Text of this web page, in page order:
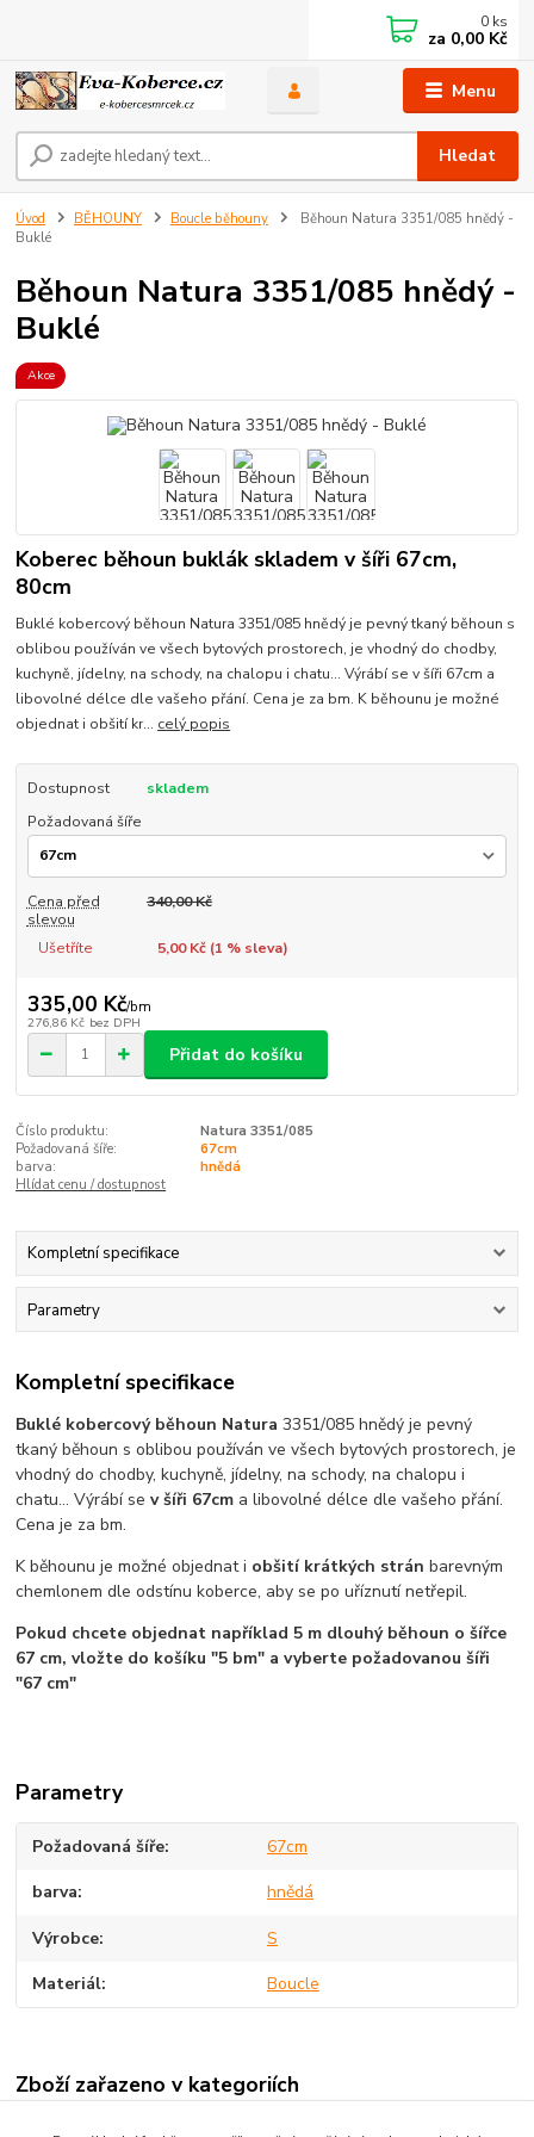
Menu
Hledat
0 ks
za 0,00 Kč
Úvod BĚHOUNY Boucle běhouny
Běhoun Natura 3351/085 hnědý -
Buklé
Běhoun Natura 3351/085 hnědý -
Buklé
Akce
Koberec běhoun buklák skladem v šíři 67cm,
80cm
Buklé kobercový běhoun Natura 3351/085 hnědý je pevný tkaný běhoun s
oblibou používán ve všech bytových prostorech, je vhodný do chodby,
kuchyně, jídelny, na schody, na chalopu i chatu... Výrábí se v šíři 67cm a
libovolné délce dle vašeho přání. Cena je za bm. K běhounu je možné
objednat i obšití kr... celý popis
Dostupnost
skladem
Požadovaná šíře
Cena před
slevou
340,00 Kč
Ušetříte 5,00 Kč (1 % sleva)
335,00 Kč/bm
276,86 Kč bez DPH
Přidat do košíku
Číslo produktu:
Natura 3351/085
Požadovaná šíře:
67cm
barva:
hnědá
Hlídat cenu / dostupnost
Kompletní specifikace
Parametry
Kompletní specifikace
Buklé kobercový běhoun Natura 3351/085 hnědý je pevný
tkaný běhoun s oblibou používán ve všech bytových prostorech, je
vhodný do chodby, kuchyně, jídelny, na schody, na chalopu i
chatu... Výrábí sev šíři 67cm a libovolné délce dle vašeho přání.
Cena je za bm.
K běhounu je možné objednat i obšití krátkých strán barevným
chemlonem dle odstínu koberce, aby se po uříznutí netřepil.
Pokud chcete objednat například 5 m dlouhý běhoun o šířce
67 cm, vložte do košíku "5 bm" a vyberte požadovanou šíři
"67 cm"
Parametry
Požadovaná šíře 67cm
barva hnědá
Výrobce S
Materiál Boucle
Zboží zařazeno v kategoriích